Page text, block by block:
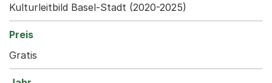
Kulturleitbild Basel-Stadt (2020-2025)
Gratis